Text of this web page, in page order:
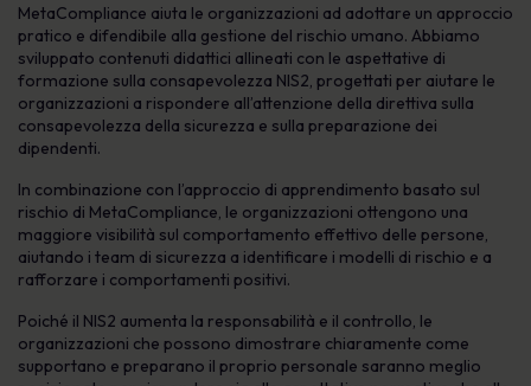
MetaCompliance aiuta le organizzazioni ad adottare un approccio
pratico e difendibile alla gestione del rischio umano. Abbiamo
sviluppato contenuti didattici allineati con le aspettative di
formazione sulla consapevolezza NIS2, progettati per aiutare le
organizzazioni a rispondere all’attenzione della direttiva sulla
consapevolezza della sicurezza e sulla preparazione dei
dipendenti.
In combinazione con l’approccio di apprendimento basato sul
rischio di MetaCompliance, le organizzazioni ottengono una
maggiore visibilità sul comportamento effettivo delle persone,
aiutando i team di sicurezza a identificare i modelli di rischio e a
rafforzare i comportamenti positivi.
Poiché il NIS2 aumenta la responsabilità e il controllo, le
organizzazioni che possono dimostrare chiaramente come
supportano e preparano il proprio personale saranno meglio